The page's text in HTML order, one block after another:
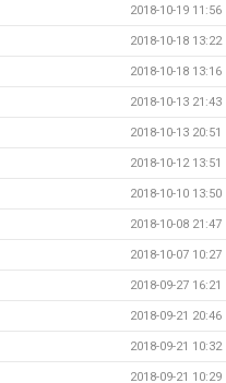
2018-10-19 11:56
2018-10-18 13:22
2018-10-18 13:16
2018-10-13 21:43
2018-10-13 20:51
2018-10-12 13:51
2018-10-10 13:50
2018-10-08 21:47
2018-10-07 10:27
2018-09-27 16:21
2018-09-21 20:46
2018-09-21 10:32
2018-09-21 10:29